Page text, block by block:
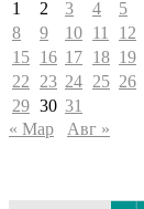
1
2 3 4 5
8
9 10 11 12
15 16 17 18 19
22 23 24 25 26
29 30 31
« Мар
Авг »